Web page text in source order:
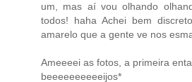
um, mas aí vou olhando
todos! haha Achei bem
amarelo que a gente ve nos
Ameeeei as fotos, a primeira
beeeeeeeeeeijos*